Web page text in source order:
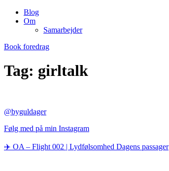
Blog
Om
Samarbejder
Book foredrag
Tag: girltalk
@byguldager
Følg med på min Instagram
✈️ OA – Flight 002 | Lydfølsomhed Dagens passager